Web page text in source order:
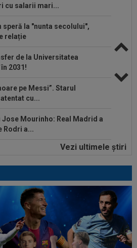
cu salarii mari...
speră la "nunta secolului",
relație
de la Universitatea
2031!
pe Messi”. Starul
cu...
Jose Mourinho: Real Madrid a
Rodri a...
de Gigi Becali, a decis și vrea
replica, după ce
un star...
Chiajna - FC Bihor 0-
Programul complet al...
Varga a ales antrenorul de la
Vezi ultimele ştiri